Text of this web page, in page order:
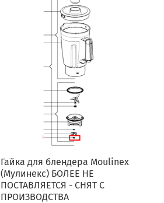
Гайка для блендера Moulinex
(Мулинекс) БОЛЕЕ НЕ
ПОСТАВЛЯЕТСЯ - СНЯТ С
ПРОИЗВОДСТВА